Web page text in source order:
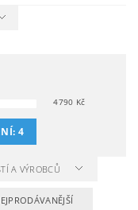
4790 Kč
4
A VÝROBCŮ